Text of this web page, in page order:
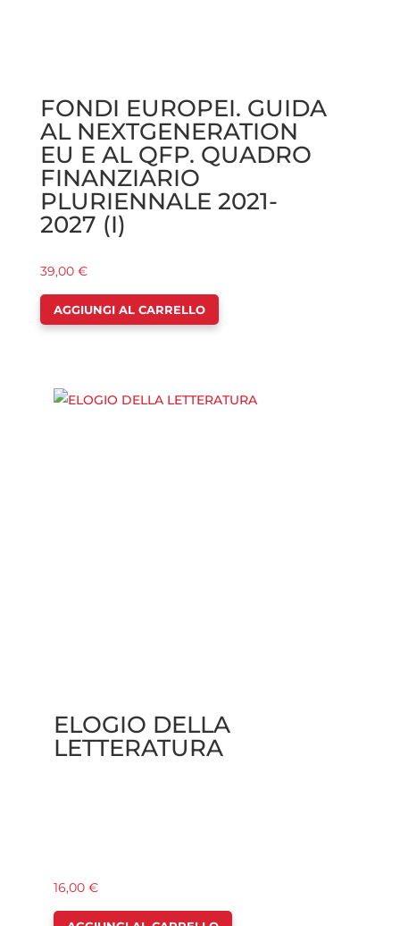
FONDI EUROPEI. GUIDA
AL NEXTGENERATION
EU E AL QFP. QUADRO
FINANZIARIO
PLURIENNALE 2021-
2027 (I)
39,00€
AGGIUNGI AL CARRELLO
ELOGIO DELLA
LETTERATURA
16,00 €